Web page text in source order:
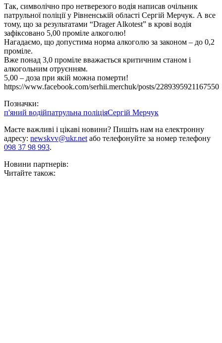
Так, символічно про нетверезого водія написав очільник
патрульної поліції у Рівненській області Сергій Мерчук. А все
тому, що за результатами “Drager Alkotest” в крові водія
зафіксовано 5,00 проміле алкоголю!
Нагадаємо, що допустима норма алкоголю за законом – до 0,2
проміле.
Вже понад 3,0 проміле вважається критичним станом і
алкогольним отруєнням.
5,00 – доза при якій можна померти!
https://www.facebook.com/serhii.merchuk/posts/2289395921167550
Позначки:
п'яний водійпатрульна поліціяСергій Мерчук
Маєте важливі і цікаві новини? Пишіть нам на електронну
адресу: newskvv@ukr.netабо телефонуйте за номер телефону
098 37 98 993.
Новини партнерів:
Читайте також: